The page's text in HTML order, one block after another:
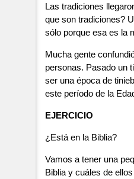
Las tradiciones
que son tradiciones?
sólo porque esa es la
Mucha gente
personas. Pasado un
ser una época de
este período de la
EJERCICIO
¿Está en la Biblia?
Vamos a tener una
Biblia y cuáles de